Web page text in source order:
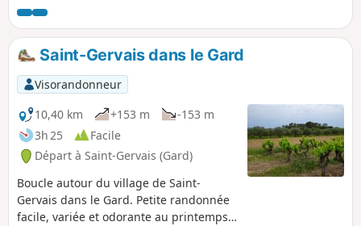
Saint-Gervais dans le Gard
Visorandonneur
10,40 km
+153 m
-153 m
3h 25
Facile
Départ à Saint-Gervais (Gard)
Boucle autour du village de Saint-
Gervais dans le Gard. Petite randonnée
facile, variée et odorante au printemps: